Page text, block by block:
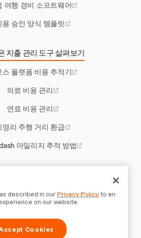
여행 경비 소프트웨어
용 승인 양식 템플릿
지출 관리 도구 살펴보기
스 플랫폼 비용 추적기
의료 비용 관리
연료 비용 관리
영리 주행 거리 환급
마일리지 추적 방법
스 근무 시간 계산기
업체용 청구서 템플릿
described in ourPrivacy Policyto en
on our website.
Cookies